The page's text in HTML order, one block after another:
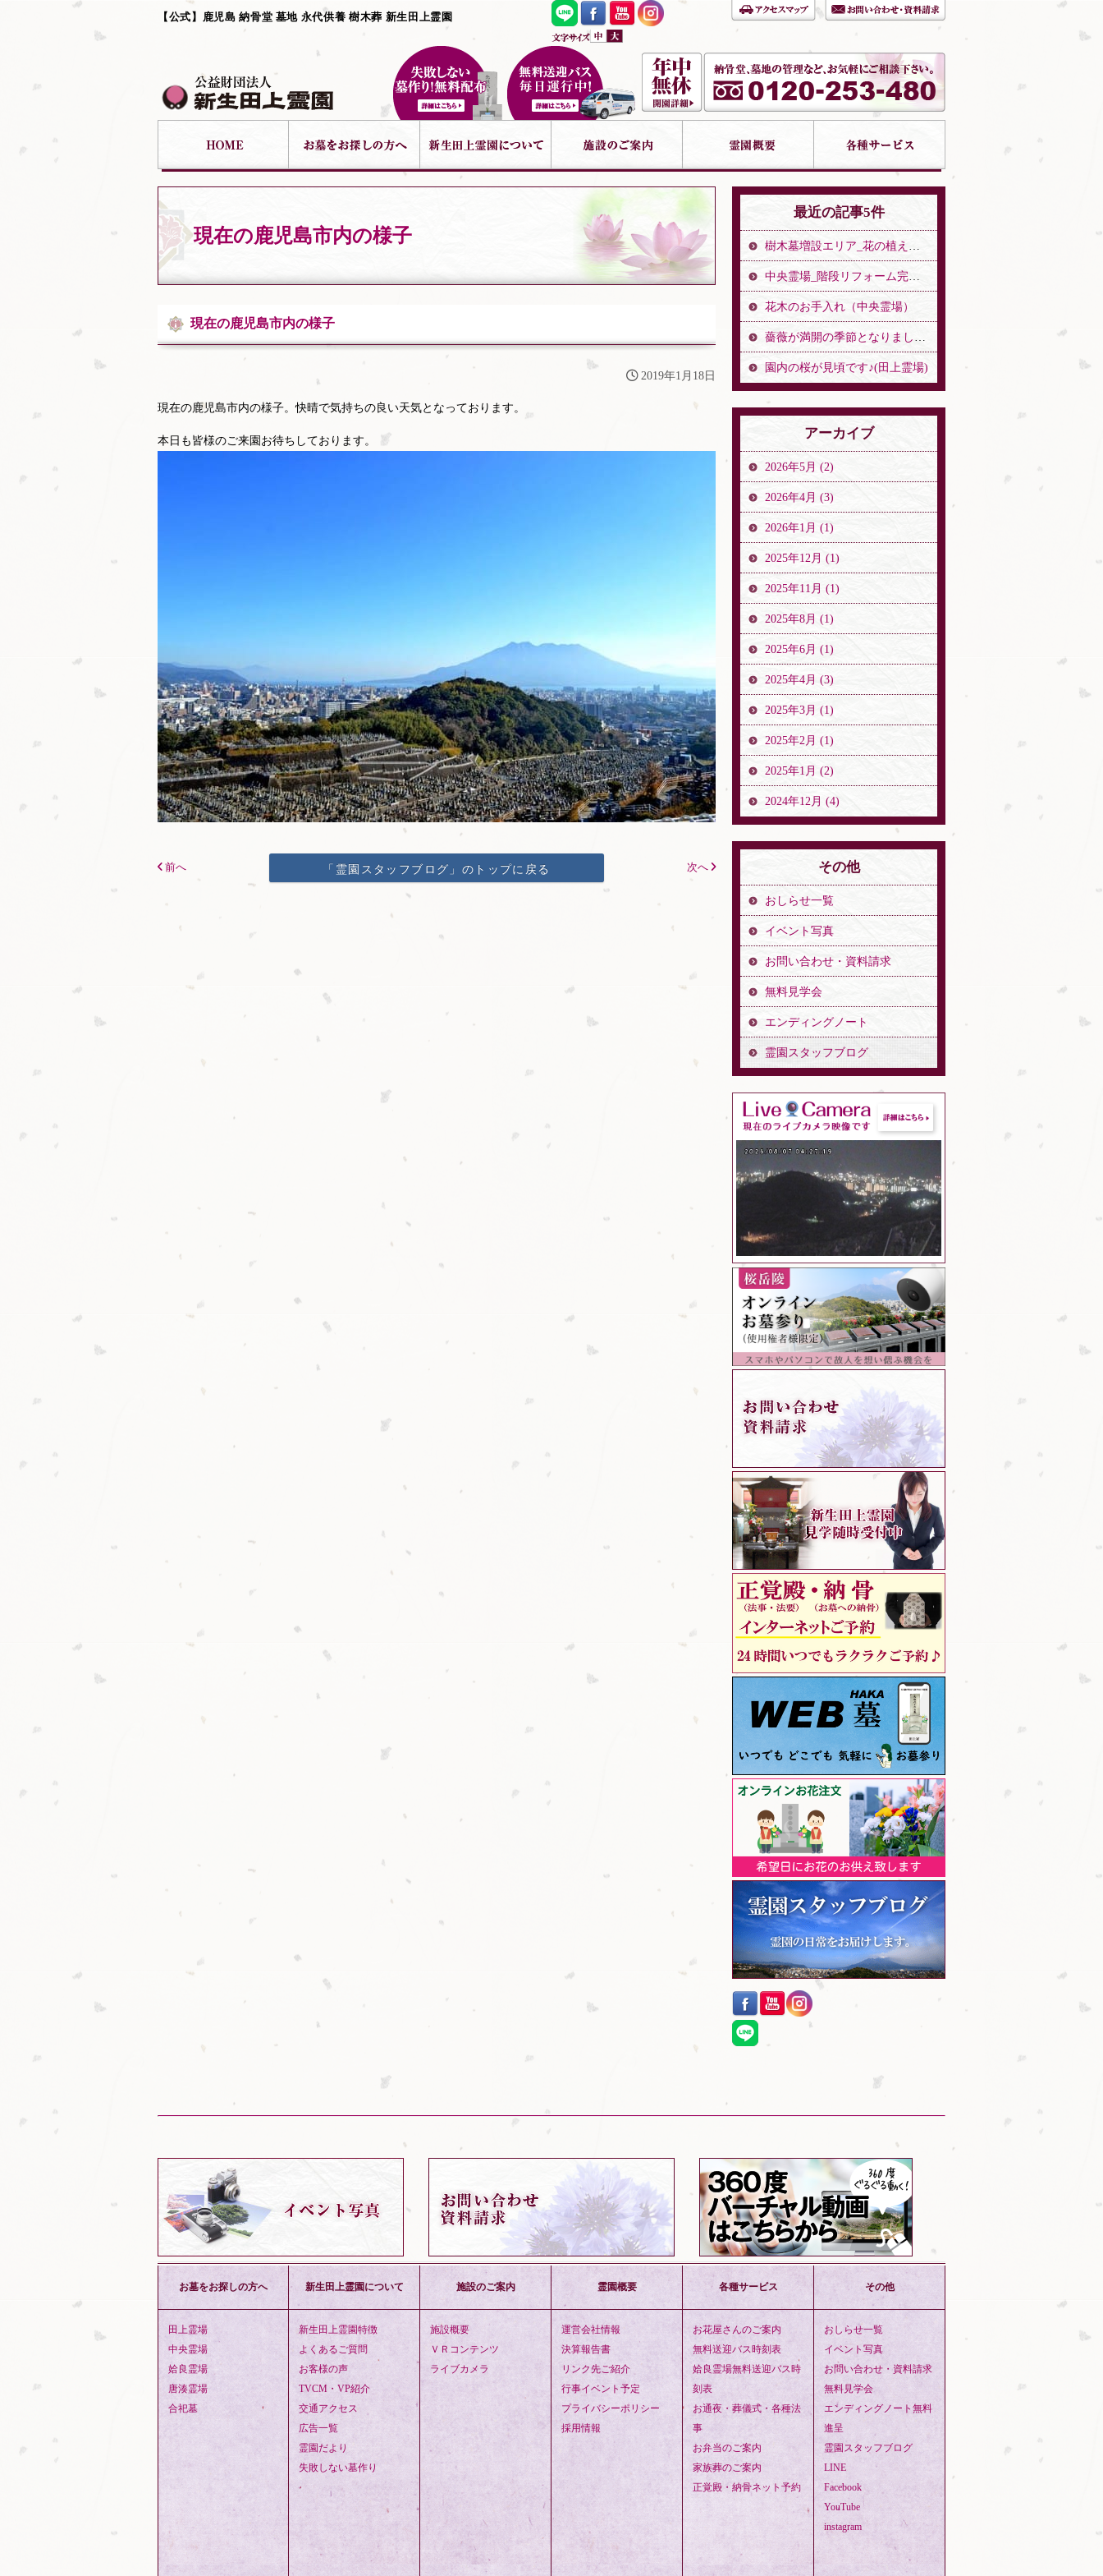
【公式】鹿児島 納骨堂 墓地 永代供養 樹木葬 新生田上霊園
現在の鹿児島市内の様子
現在の鹿児島市内の様子
2019年1月18日
現在の鹿児島市内の様子。快晴で気持ちの良い天気となっております。
本日も皆様のご来園お待ちしております。
前へ 「霊園スタッフブログ」のトップに戻る 次へ
最近の記事5件
樹木墓増設エリア_花の植え替え（中央霊場）
中央霊場_階段リフォーム完了のお知らせ（中央霊場）
花木のお手入れ（中央霊場）
薔薇が満開の季節となりました。（中央霊場）
園内の桜が見頃です♪(田上霊場)
アーカイブ
2026年5月 (2)
2026年4月 (3)
2026年1月 (1)
2025年12月 (1)
2025年11月 (1)
2025年8月 (1)
2025年6月 (1)
2025年4月 (3)
2025年3月 (1)
2025年2月 (1)
2025年1月 (2)
2024年12月 (4)
その他
おしらせ一覧
イベント写真
お問い合わせ・資料請求
無料見学会
エンディングノート
霊園スタッフブログ
お墓をお探しの方へ
田上霊場
中央霊場
姶良霊場
唐湊霊場
合祀墓
新生田上霊園について
新生田上霊園特徴
よくあるご質問
お客様の声
TVCM・VP紹介
交通アクセス
広告一覧
霊園だより
失敗しない墓作り
施設のご案内
施設概要
ＶＲコンテンツ
ライブカメラ
霊園概要
運営会社情報
決算報告書
リンク先ご紹介
行事イベント予定
プライバシーポリシー
採用情報
各種サービス
お花屋さんのご案内
無料送迎バス時刻表
姶良霊場無料送迎バス時
刻表
お通夜・葬儀式・各種法
事
お弁当のご案内
家族葬のご案内
正覚殿・納骨ネット予約
その他
おしらせ一覧
イベント写真
お問い合わせ・資料請求
無料見学会
エンディングノート無料
進呈
霊園スタッフブログ
LINE
Facebook
YouTube
instagram